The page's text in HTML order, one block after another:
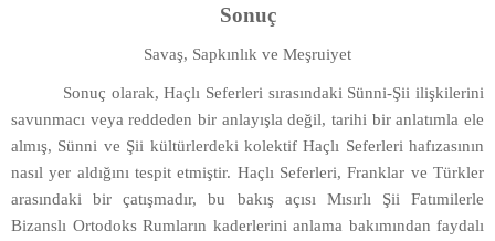
Sonuç
Savaş, Sapkınlık ve Meşruiyet
Sonuç olarak, Haçlı Seferleri sırasındaki Sünni-Şii ilişkilerini
savunmacı veya reddeden bir anlayışla değil, tarihi bir anlatımla ele
almış, Sünni ve Şii kültürlerdeki kolektif Haçlı Seferleri hafızasının
nasıl yer aldığını tespit etmiştir. Haçlı Seferleri, Franklar ve Türkler
arasındaki bir çatışmadır, bu bakış açısı Mısırlı Şii Fatımilerle
Bizanslı Ortodoks Rumların kaderlerini anlama bakımından faydalı